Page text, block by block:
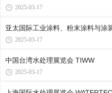
2025-03-17
亚太国际工业涂料、粉末涂料与涂
2025-03-17
中国台湾水处理展览会 TIWW
2025-03-17